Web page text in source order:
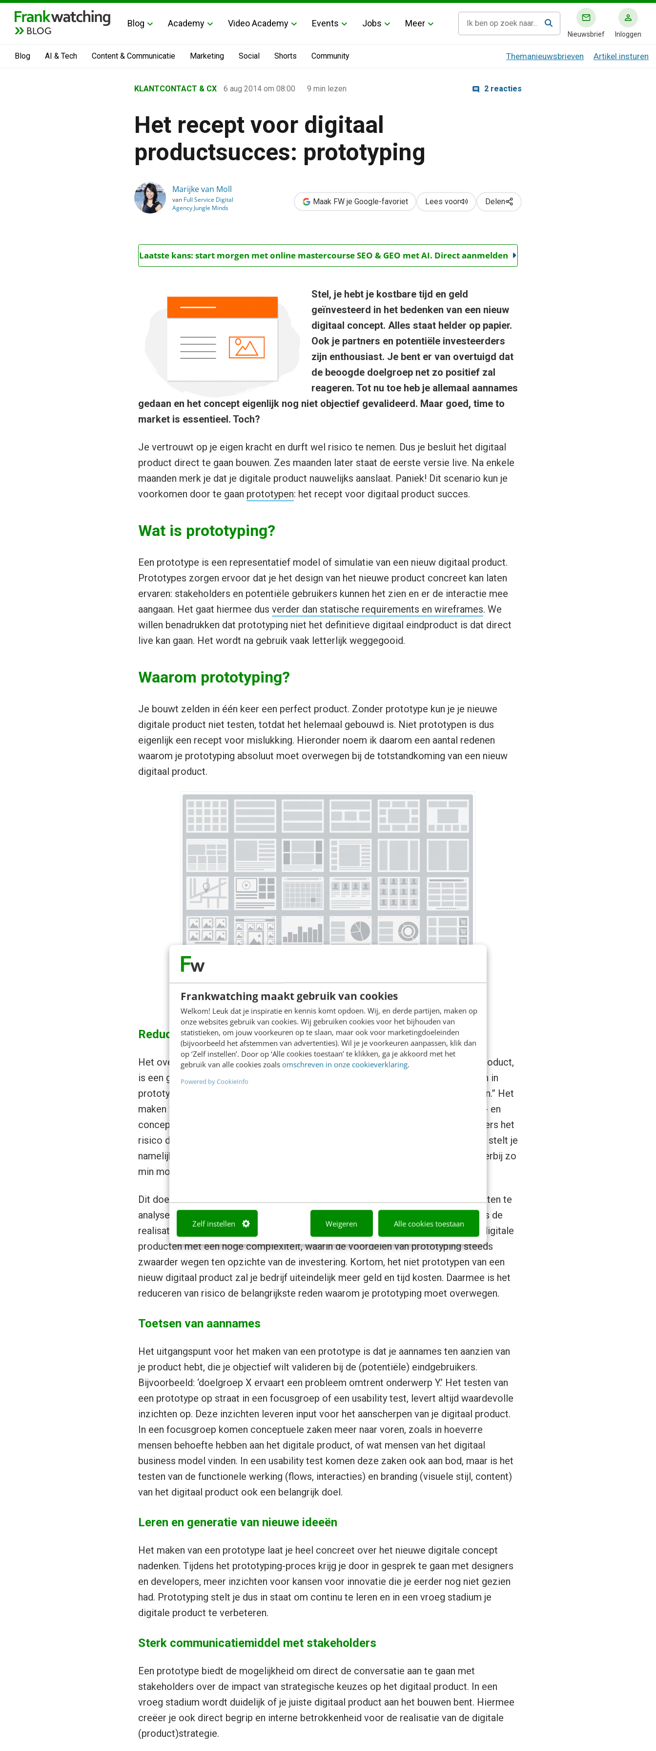
Frankwatching maakt gebruik van cookies
Welkom! Leuk dat je inspiratie en kennis komt opdoen. Wij, en derde partijen, maken op
onze websites gebruik van cookies. Wij gebruiken cookies voor het bijhouden van
statistieken, om jouw voorkeuren op te slaan, maar ook voor marketingdoeleinden
(bijvoorbeeld het afstemmen van advertenties). Wil je je voorkeuren aanpassen, klik dan
op ‘Zelf instellen’. Door op ‘Alle cookies toestaan’ te klikken, ga je akkoord met het
gebruik van alle cookies zoals omschreven in onze cookieverklaring.
Powered by CookieInfo
Zelf instellen Weigeren Alle cookies toestaan
BLOG
Blog Academy Video Academy Events Jobs Meer
Nieuwsbrief Inloggen
Blog AI & Tech Content & Communicatie Marketing Social Shorts Community Themanieuwsbrieven Artikel insturen
›
Klantcontact & CX
KLANTCONTACT & CX 6 aug 2014 om 08:00 9 min lezen 2 reacties
Het recept voor digitaal
productsucces: prototyping
Marijke van Moll
van Full Service Digital
Agency Jungle Minds
Maak FW je Google-favoriet Lees voor Delen
Laatste kans: start morgen met online mastercourse SEO & GEO met AI. Direct aanmelden
Stel, je hebt je kostbare tijd en geld
geïnvesteerd in het bedenken van een nieuw
digitaal concept. Alles staat helder op papier.
Ook je partners en potentiële investeerders
zijn enthousiast. Je bent er van overtuigd dat
de beoogde doelgroep net zo positief zal
reageren. Tot nu toe heb je allemaal aannames
gedaan en het concept eigenlijk nog niet objectief gevalideerd. Maar goed, time to
market is essentieel. Toch?
Je vertrouwt op je eigen kracht en durft wel risico te nemen. Dus je besluit het digitaal
product direct te gaan bouwen. Zes maanden later staat de eerste versie live. Na enkele
maanden merk je dat je digitale product nauwelijks aanslaat. Paniek! Dit scenario kun je
voorkomen door te gaan prototypen: het recept voor digitaal product succes.
Wat is prototyping?
Een prototype is een representatief model of simulatie van een nieuw digitaal product.
Prototypes zorgen ervoor dat je het design van het nieuwe product concreet kan laten
ervaren: stakeholders en potentiële gebruikers kunnen het zien en er de interactie mee
aangaan. Het gaat hiermee dus verder dan statische requirements en wireframes. We
willen benadrukken dat prototyping niet het definitieve digitaal eindproduct is dat direct
live kan gaan. Het wordt na gebruik vaak letterlijk weggegooid.
Waarom prototyping?
Je bouwt zelden in één keer een perfect product. Zonder prototype kun je je nieuwe
digitale product niet testen, totdat het helemaal gebouwd is. Niet prototypen is dus
eigenlijk een recept voor mislukking. Hieronder noem ik daarom een aantal redenen
waarom je prototyping absoluut moet overwegen bij de totstandkoming van een nieuw
digitaal product.
Illustratie met dank aan Fotolia.
Reduceren van risico
Het overtuigen van klanten om een prototype te maken voor een nieuw digitaal product,
is een grote uitdaging. Eén van onze klanten: “Hoe krijg ik mijn baas dan zo ver om in
prototyping te investeren? Hij zegt dat we hier de tijd en het geld niet voor hebben.” Het
maken van een prototype kost inderdaad meer tijd en geld in de digitale strategie- en
conceptfase. Maar het kan je ook veel tijd en kosten besparen. Je reduceert immers het
risico dat je een digitaal product gaat maken dat niemand wil hebben. Prototyping stelt je
namelijk in staat om snel nieuwe oplossingen te ontwikkelen en te valideren en hierbij zo
min mogelijk te verspillen.
Dit doe je door het prototype te testen bij gebruikers van het product en de inzichten te
analyseren. Daarnaast worden de prototypekosten meer dan goed gemaakt tijdens de
realisatiefase, want het voorkomt dure ontwerpwijzigingen. Dit geldt zeker voor digitale
producten met een hoge complexiteit, waarin de voordelen van prototyping steeds
zwaarder wegen ten opzichte van de investering. Kortom, het niet prototypen van een
nieuw digitaal product zal je bedrijf uiteindelijk meer geld en tijd kosten. Daarmee is het
reduceren van risico de belangrijkste reden waarom je prototyping moet overwegen.
Toetsen van aannames
Het uitgangspunt voor het maken van een prototype is dat je aannames ten aanzien van
je product hebt, die je objectief wilt valideren bij de (potentiële) eindgebruikers.
Bijvoorbeeld: ‘doelgroep X ervaart een probleem omtrent onderwerp Y.’ Het testen van
een prototype op straat in een focusgroep of een usability test, levert altijd waardevolle
inzichten op. Deze inzichten leveren input voor het aanscherpen van je digitaal product.
In een focusgroep komen conceptuele zaken meer naar voren, zoals in hoeverre
mensen behoefte hebben aan het digitale product, of wat mensen van het digitaal
business model vinden. In een usability test komen deze zaken ook aan bod, maar is het
testen van de functionele werking (flows, interacties) en branding (visuele stijl, content)
van het digitaal product ook een belangrijk doel.
Leren en generatie van nieuwe ideeën
Het maken van een prototype laat je heel concreet over het nieuwe digitale concept
nadenken. Tijdens het prototyping-proces krijg je door in gesprek te gaan met designers
en developers, meer inzichten voor kansen voor innovatie die je eerder nog niet gezien
had. Prototyping stelt je dus in staat om continu te leren en in een vroeg stadium je
digitale product te verbeteren.
Sterk communicatiemiddel met stakeholders
Een prototype biedt de mogelijkheid om direct de conversatie aan te gaan met
stakeholders over de impact van strategische keuzes op het digitaal product. In een
vroeg stadium wordt duidelijk of je juiste digitaal product aan het bouwen bent. Hiermee
creëer je ook direct begrip en interne betrokkenheid voor de realisatie van de digitale
(product)strategie.